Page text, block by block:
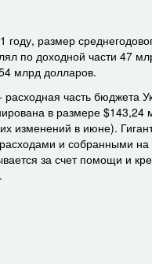
году, размер
по доходной части 47
млрд долларов.
расходная часть бюджета
в размере $143,24
изменений в июне).
и собранными на
за счет помощи и